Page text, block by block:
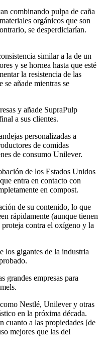
combinando pulpa de caña
orgánicos que son
se desperdiciarían.
similar a la de un
y se hornea hasta que esté
la resistencia de las
se añade mientras se
y añade SupraPulp
a sus clientes.
personalizadas a
de comidas
de consumo Unilever.
de los Estados Unidos
entra en contacto con
en compost.
de su contenido, lo que
rápidamente (aunque tienen
contra el oxígeno y la
los gigantes de la industria
grandes empresas para
Nestlé, Unilever y otras
en la próxima década.
cuanto a las propiedades [de
mejores que las del